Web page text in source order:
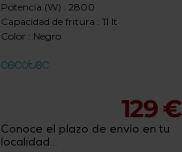
Potencia (W) : 2800
Capacidad de fritura : 11 lt
Color : Negro
129 €
Conoce el plazo de envío en tu
localidad...